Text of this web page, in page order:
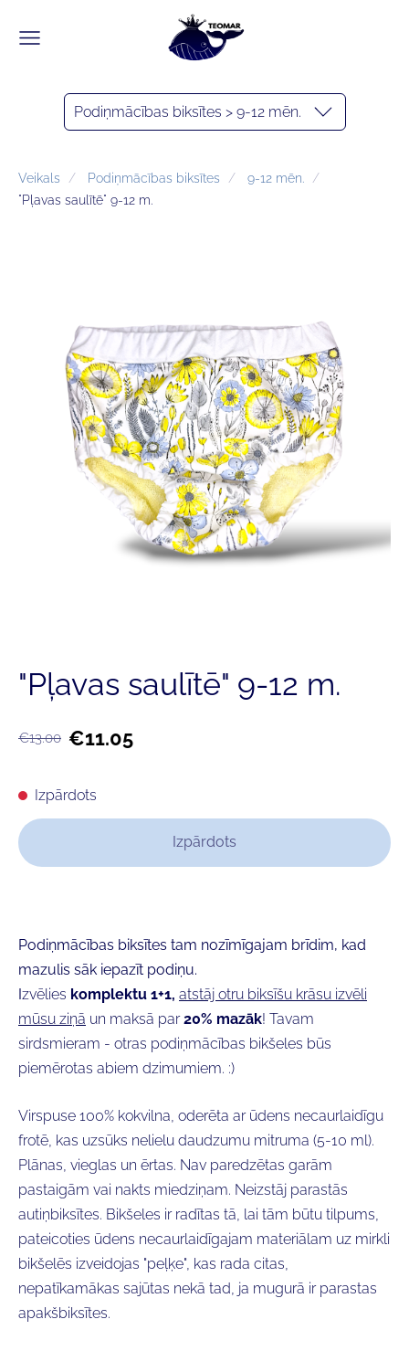
Podiņmācības biksītes > 9-12 mēn.
Veikals Podiņmācības biksītes
9-12 mēn.
"Pļavas saulītē" 9-12 m.
"Pļavas saulītē" 9-12 m.
€13.00 €11.05
Izpārdots
Izpārdots
Podiņmācības biksītes tam nozīmīgajam brīdim, kad
mazulis sāk iepazīt podiņu.
Izvēlies komplektu 1+1, atstāj otru biksīšu krāsu izvēli
mūsu ziņā un maksā par20% mazāk! Tavam
sirdsmieram - otras podiņmācības bikšeles būs
piemērotas abiem dzimumiem. :)
Virspuse 100% kokvilna, oderēta ar ūdens necaurlaidīgu
frotē, kas uzsūks nelielu daudzumu mitruma (5-10 ml).
Plānas, vieglas un ērtas. Nav paredzētas garām
pastaigām vai nakts miedziņam. Neizstāj parastās
autiņbiksītes. Bikšeles ir radītas tā, lai tām būtu tilpums,
pateicoties ūdens necaurlaidīgajam materiālam uz mirkli
bikšelēs izveidojas "peļķe", kas rada citas,
nepatīkamākas sajūtas nekā tad, ja mugurā ir parastas
apakšbiksītes.